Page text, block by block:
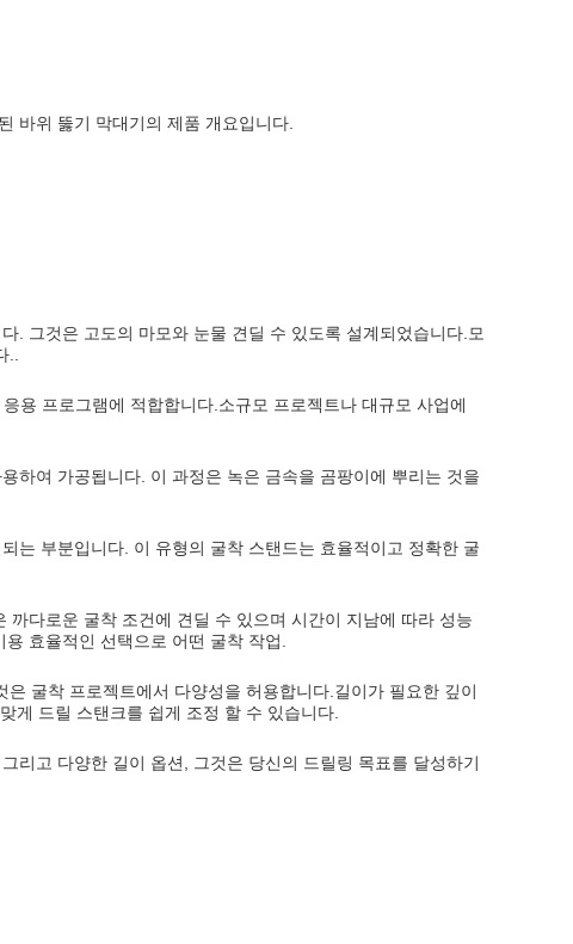
바위 뚫기 막대기의 제품 개요입니다.
. 그것은 고도의 마모와 눈물 견딜 수 있도록 설계되었습니다.모
용 프로그램에 적합합니다.소규모 프로젝트나 대규모 사업에
하여 가공됩니다. 이 과정은 녹은 금속을 곰팡이에 뿌리는 것을
는 부분입니다. 이 유형의 굴착 스탠드는 효율적이고 정확한 굴
다로운 굴착 조건에 견딜 수 있으며 시간이 지남에 따라 성능
효율적인 선택으로 어떤 굴착 작업.
굴착 프로젝트에서 다양성을 허용합니다.길이가 필요한 깊이
게 드릴 스탠크를 쉽게 조정 할 수 있습니다.
리고 다양한 길이 옵션, 그것은 당신의 드릴링 목표를 달성하기